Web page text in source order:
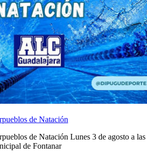
de Natación
de Natación Lunes 3 de agosto a las
de Fontanar